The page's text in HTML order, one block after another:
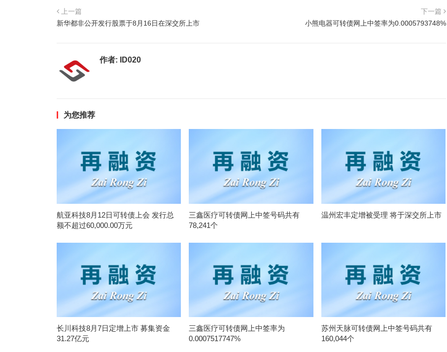
上一篇
新华都非公开发行股票于8月16日在深交所上市
下一篇
小熊电器可转债网上中签率为0.0005793748%
作者: ID020
为您推荐
航亚科技8月12日可转债上会 发行总
额不超过60,000.00万元
三鑫医疗可转债网上中签号码共有
78,241个
温州宏丰定增被受理 将于深交所上市
长川科技8月7日定增上市 募集资金
31.27亿元
三鑫医疗可转债网上中签率为
0.0007517747%
苏州天脉可转债网上中签号码共有
160,044个